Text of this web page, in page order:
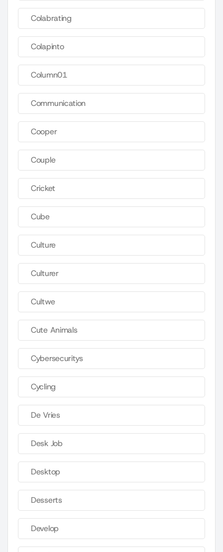
Colabrating
Colapinto
Column01
Communication
Cooper
Couple
Cricket
Cube
Culture
Culturer
Cultwe
Cute Animals
Cybersecuritys
Cycling
De Vries
Desk Job
Desktop
Desserts
Develop